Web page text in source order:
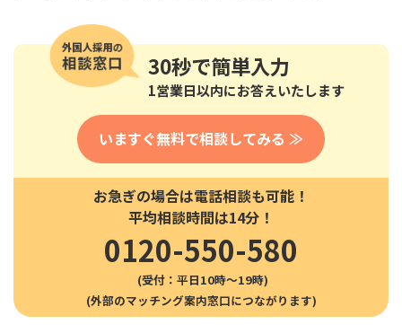
30秒で簡単入力
1営業日以内にお答えいたします
いますぐ無料で相談してみる ≫
お急ぎの場合は電話相談も可能！
平均相談時間は14分！
0120-550-580
(受付：平日10時〜19時)